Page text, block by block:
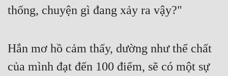
Truyện Dịch
Truyện ngắn
Xa Lộ Dịch
thống, chuyện gì đang xảy ra vậy?"
Hắn mơ hồ cảm thấy, dường như thể chất
của mình đạt đến 100 điểm, sẽ có một sự